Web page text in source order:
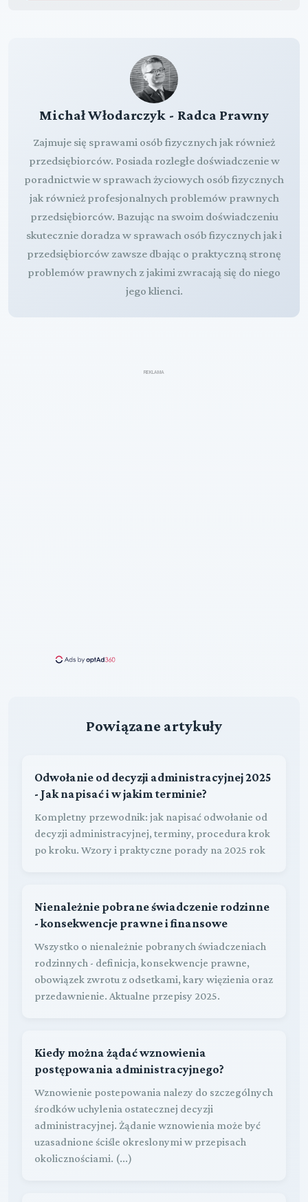
Michał Włodarczyk - Radca Prawny
Zajmuje się sprawami osób fizycznych jak również
przedsiębiorców. Posiada rozległe doświadczenie w
poradnictwie w sprawach życiowych osób fizycznych
jak również profesjonalnych problemów prawnych
przedsiębiorców. Bazując na swoim doświadczeniu
skutecznie doradza w sprawach osób fizycznych jak i
przedsiębiorców zawsze dbając o praktyczną stronę
problemów prawnych z jakimi zwracają się do niego
jego klienci.
REKLAMA
Powiązane artykuły
Odwołanie od decyzji administracyjnej 2025
- Jak napisać i w jakim terminie?
Kompletny przewodnik: jak napisać odwołanie od
decyzji administracyjnej, terminy, procedura krok
po kroku. Wzory i praktyczne porady na 2025 rok
Nienależnie pobrane świadczenie rodzinne
- konsekwencje prawne i finansowe
Wszystko o nienależnie pobranych świadczeniach
rodzinnych - definicja, konsekwencje prawne,
obowiązek zwrotu z odsetkami, kary więzienia oraz
przedawnienie. Aktualne przepisy 2025.
Kiedy można żądać wznowienia
postępowania administracyjnego?
Wznowienie postepowania nalezy do szczególnych
środków uchylenia ostatecznej decyzji
administracyjnej. Żądanie wznowienia może być
uzasadnione ściśle okreslonymi w przepisach
okolicznościami. (...)